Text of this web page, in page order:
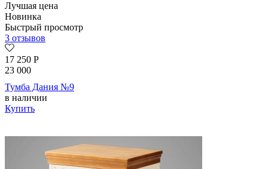
Лучшая цена
Новинка
Быстрый просмотр
3 отзывов
17 250 Р
23 000
Тумба Дания №9
в наличии
Купить